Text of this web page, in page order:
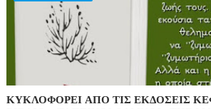
ΚΥΚΛΟΦΟΡΕΙ ΑΠΟ ΤΙΣ ΕΚΔΟΣΕΙΣ